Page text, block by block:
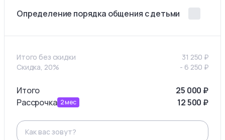
Определение порядка общения с детьми
Итого без скидки 31 250 ₽
Скидка, 20%
- 6 250 ₽
Итого 25 000 ₽
Рассрочка 2мес 12 500 ₽